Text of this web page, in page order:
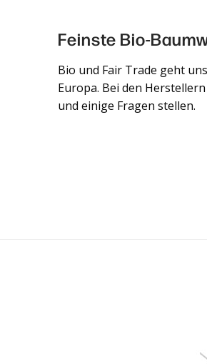
Feinste Bio-
Bio und Fair Trade geht
Europa. Bei den
und einige Fragen stellen.